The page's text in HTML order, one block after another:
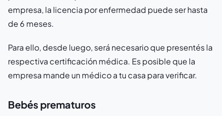
empresa, la licencia por enfermedad puede ser hasta
de 6 meses.
Para ello, desde luego, será necesario que presentés la
respectiva certificación médica. Es posible que la
empresa mande un médico a tu casa para verificar.
Bebés prematuros